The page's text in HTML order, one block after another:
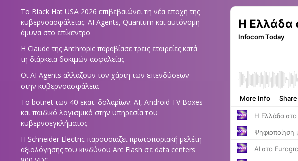
Το Black Hat USA 2026 επιβεβαιώνει τη νέα εποχή της
κυβερνοασφάλειας: AI Agents, Quantum και αυτόνομη
άμυνα στο επίκεντρο
Η Claude της Anthropic παραβίασε τρεις εταιρείες κατά
τη διάρκεια δοκιμών ασφαλείας
Οι AI Agents αλλάζουν τον χάρτη των επενδύσεων
στην κυβερνοασφάλεια
Το botnet των 40 εκατ. δολαρίων: AI, Android TV Boxes
και παιδικό λογισμικό στην υπηρεσία του
κυβερνοεγκλήματος
Η Schneider Electric παρουσιάζει πρωτοποριακή μελέτη
αξιολόγησης του κινδύνου Arc Flash σε data centers